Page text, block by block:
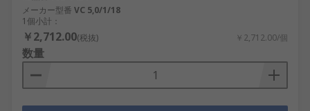
メーカー型番 VC 5,0/1/18
1個小計：
￥2,712.00(税抜) ￥2,712.00/個
数量